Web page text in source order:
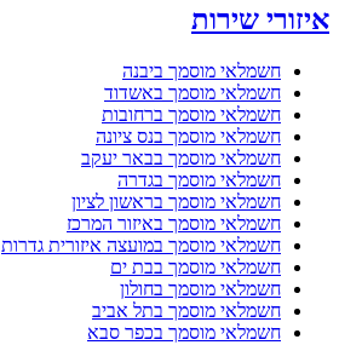
איזורי שירות
חשמלאי מוסמך ביבנה
חשמלאי מוסמך באשדוד
חשמלאי מוסמך ברחובות
חשמלאי מוסמך בנס ציונה
חשמלאי מוסמך בבאר יעקב
חשמלאי מוסמך בגדרה
חשמלאי מוסמך בראשון לציון
חשמלאי מוסמך באיזור המרכז
חשמלאי מוסמך במועצה איזורית גדרות
חשמלאי מוסמך בבת ים
חשמלאי מוסמך בחולון
חשמלאי מוסמך בתל אביב
חשמלאי מוסמך בכפר סבא